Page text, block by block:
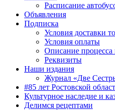
Расписание
Объявления
Подписка
Условия доставки
Условия оплаты
Описание
Реквизиты
Наши издания
Журнал «Две
#85 лет Ростовской
Культурное наследие и
Делимся рецептами